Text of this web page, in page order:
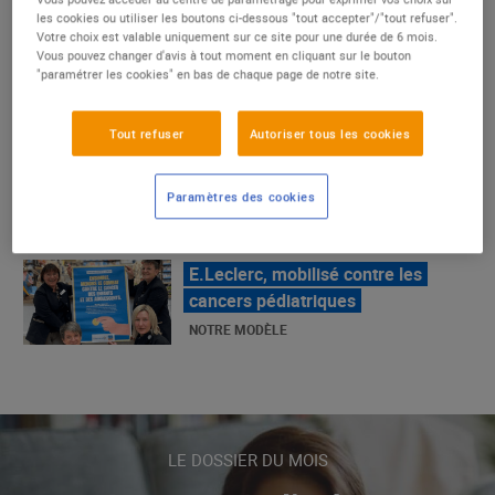
E.Leclerc !
NOTRE MODÈLE
La Grande Rencontre 2024, encore
un succès
E.Leclerc, mobilisé contre les
cancers pédiatriques
NOTRE MODÈLE
LE MOUVEMENT E.LECLERC ET
SES COMBATS
NOTRE MODÈLE
LE DOSSIER DU MOIS
les cookies ou utiliser les boutons ci-dessous "tout accepter"/"tout refuser".
Votre choix est valable uniquement sur ce site pour une durée de 6 mois.
Vous pouvez changer d'avis à tout moment en cliquant sur le bouton
"paramétrer les cookies" en bas de chaque page de notre site.
Tout refuser Autoriser tous les cookies
Paramètres des cookies